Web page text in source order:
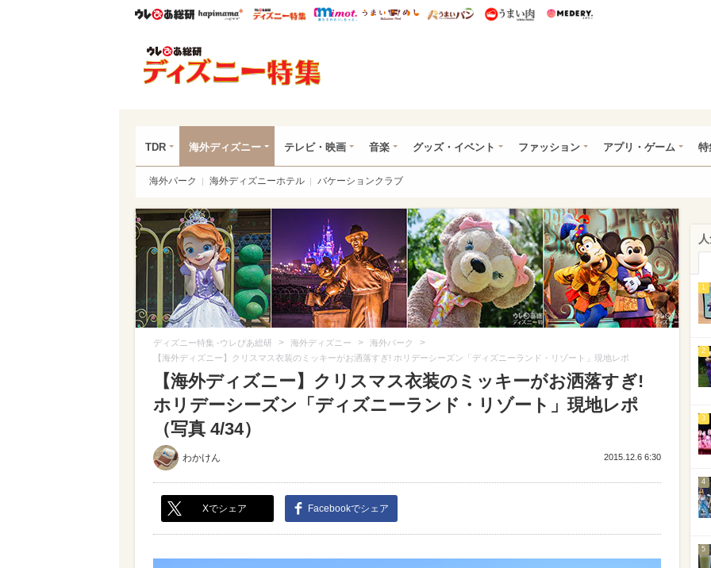
ウレぴあ総研ハピママ* ウレぴあ総研 ディズニー特集
mimot. うまいめし うまいパン うまい肉
TDR 海外ディズニー テレビ・映画 音楽 グッズ・イベント ファッション アプリ・ゲーム 特
海外パーク 海外ディズニーホテル バケーションクラブ
ディズニー特集 -ウレぴあ総研 > 海外ディズニー > 海外パーク >
【海外ディズニー】クリスマス衣装のミッキーがお洒落すぎ! ホリデーシーズン「ディズニーランド・リゾート」現地レポ
【海外ディズニー】クリスマス衣装のミッキーがお洒落すぎ!
ホリデーシーズン「ディズニーランド・リゾート」現地レポ
（写真 4/34）
わかけん 2015.12.6 6:30
Xでシェア Facebookでシェア
1
2
3
4
5